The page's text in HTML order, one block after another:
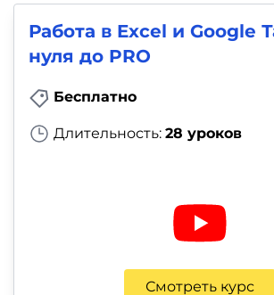
Работа в Excel и Google
нуля до PRO
Бесплатно
Длительность: 28 уроков
Смотреть курс